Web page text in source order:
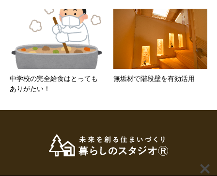
中学校の完全給食はとっても
ありがたい！
無垢材で階段壁を有効活用